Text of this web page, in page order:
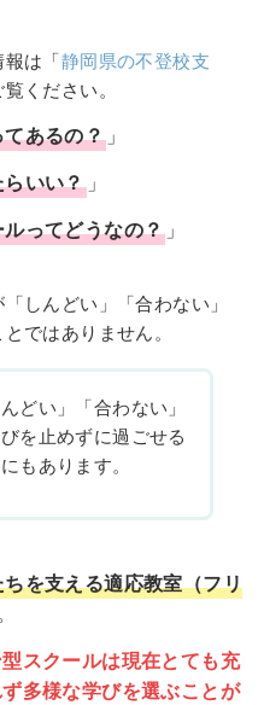
は「静岡県の不登校支
覧ください。
てあるの？ 」
いい？」
ってどうなの？ 」
しんどい」「合わない」
ではありません。
どい」「合わない」
を止めずに過ごせる
もあります。
を支える適応教室（フリ
スクールは現在とても充
多様な学びを選ぶことが